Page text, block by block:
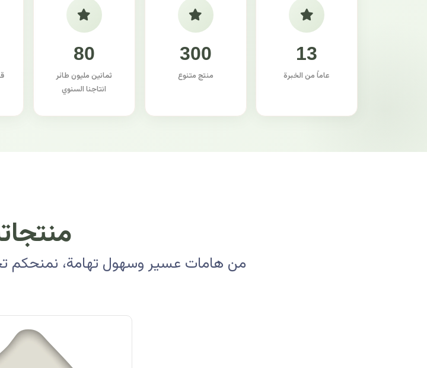
13
عاماً من الخبرة
300
منتج متنوع
80
ثمانين مليون طائر
انتاجنا السنوي
من هامات عسير وسهول تهامة، نمنحكم